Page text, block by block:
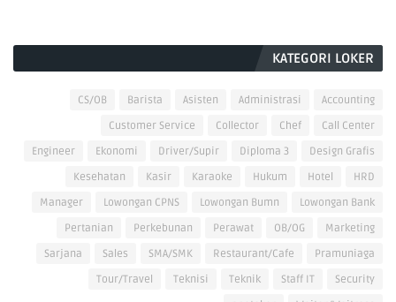
KATEGORI LOKER
Accounting
Administrasi
Asisten
Barista
CS/OB
Call Center
Chef
Collector
Customer Service
Design Grafis
Diploma 3
Driver/Supir
Ekonomi
Engineer
HRD
Hotel
Hukum
Karaoke
Kasir
Kesehatan
Lowongan Bank
Lowongan Bumn
Lowongan CPNS
Manager
Marketing
OB/OG
Perawat
Perkebunan
Pertanian
Pramuniaga
Restaurant/Cafe
SMA/SMK
Sales
Sarjana
Security
Staff IT
Teknik
Teknisi
Tour/Travel